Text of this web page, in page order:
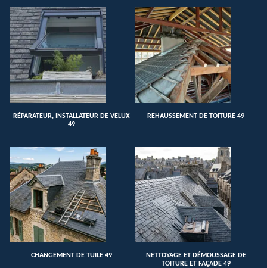
RÉPARATEUR, INSTALLATEUR DE VELUX
49
REHAUSSEMENT DE TOITURE 49
CHANGEMENT DE TUILE 49
NETTOYAGE ET DÉMOUSSAGE DE
TOITURE ET FAÇADE 49